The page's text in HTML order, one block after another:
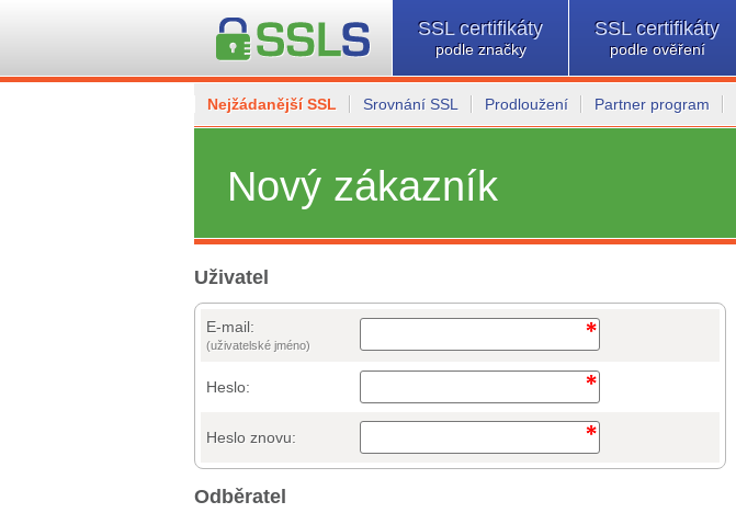
SSL certifikáty
podle značky
SSL certifikáty
podle ověření
Nejžádanější SSL Srovnání SSL Prodloužení Partner program
Nový zákazník
Uživatel
E-mail:
(uživatelské jméno)
Heslo:
Heslo znovu:
Odběratel